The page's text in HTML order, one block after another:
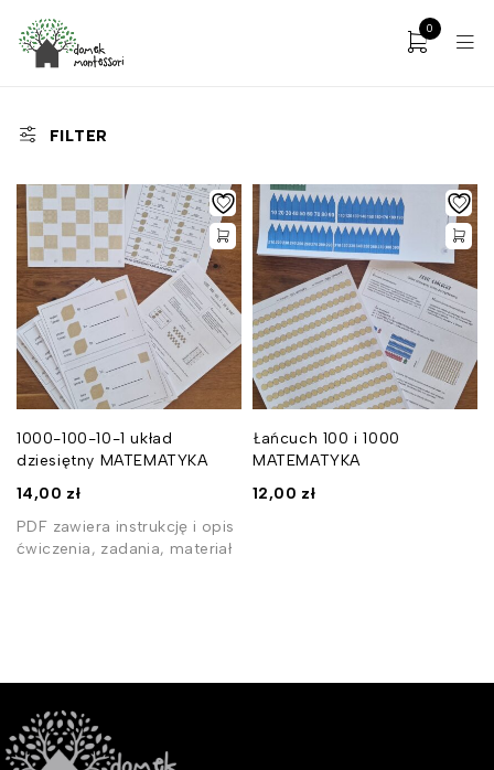
0
FILTER
1000-100-10-1 układ
dziesiętny MATEMATYKA
14,00 zł
PDF zawiera instrukcję i opis
ćwiczenia, zadania, materiał
Łańcuch 100 i 1000
MATEMATYKA
12,00 zł